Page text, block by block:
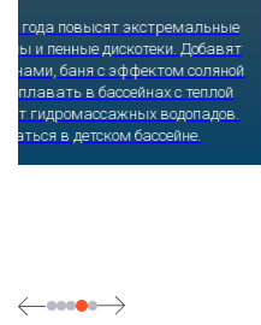
Сочи, Олимпийский
Оказавшись здесь, словно
любимых героев русского
сколько душе угодно
уровня. Гости участвуют в
мастер-классах,
посещают дельфинарий,
театрализованные и
удовольствия - по единому